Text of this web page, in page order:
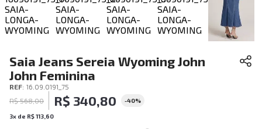
Saia Jeans Sereia Wyoming John
John Feminina
REF: 16.09.0191_75
R$ 568,00 R$ 340,80 -40%
3x de R$113 60